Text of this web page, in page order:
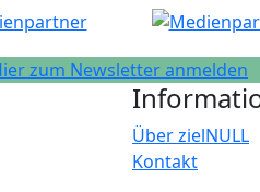
zum Newsletter anmelden
Über zielNULL
Kontakt